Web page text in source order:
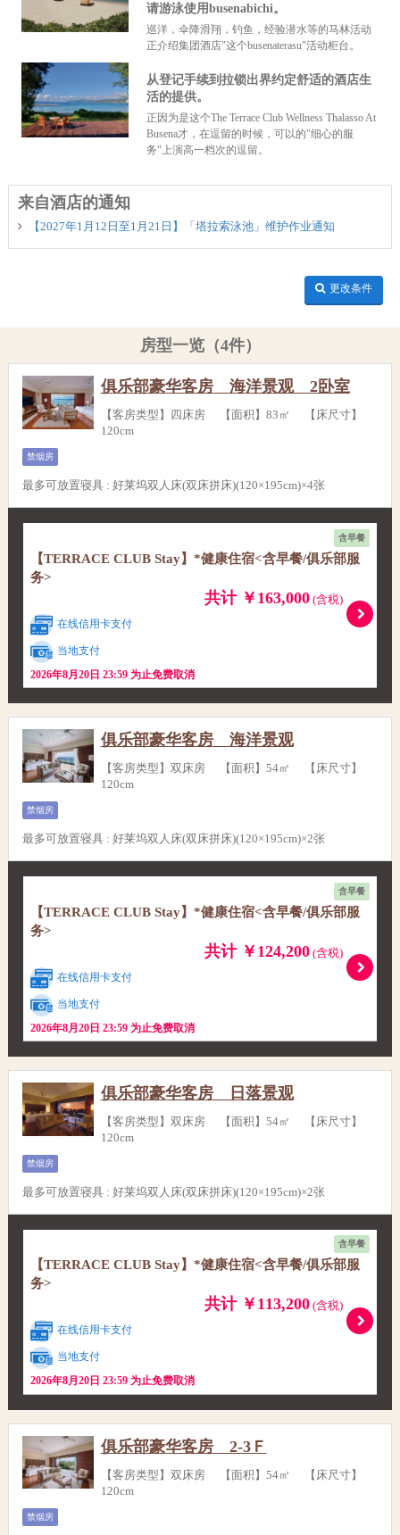
请游泳使用busenabichi。
巡洋，伞降滑翔，钓鱼，经验潜水等的马林活动
正介绍集团酒店"这个busenaterasu"活动柜台。
从登记手续到拉锁出界约定舒适的酒店生
活的提供。
正因为是这个The Terrace Club Wellness Thalasso At
Busena才，在逗留的时候，可以的"细心的服
务"上演高一档次的逗留。
来自酒店的通知
【2027年1月12日至1月21日】「塔拉索泳池」维护作业通知
更改条件
房型一览（4件）
俱乐部豪华客房 海洋景观 2卧室
【客房类型】四床房 【面积】83㎡ 【床尺寸】
120cm
禁烟房
最多可放置寝具 : 好莱坞双人床(双床拼床)(120×195cm)×4张
含早餐
【TERRACE CLUB Stay】*健康住宿<含早餐/俱乐部服
务>
共计 ￥163,000(含税)
在线信用卡支付
当地支付
2026年8月20日 23:59 为止免费取消
俱乐部豪华客房 海洋景观
【客房类型】双床房 【面积】54㎡ 【床尺寸】
120cm
禁烟房
最多可放置寝具 : 好莱坞双人床(双床拼床)(120×195cm)×2张
含早餐
【TERRACE CLUB Stay】*健康住宿<含早餐/俱乐部服
务>
共计 ￥124,200(含税)
在线信用卡支付
当地支付
2026年8月20日 23:59 为止免费取消
俱乐部豪华客房 日落景观
【客房类型】双床房 【面积】54㎡ 【床尺寸】
120cm
禁烟房
最多可放置寝具 : 好莱坞双人床(双床拼床)(120×195cm)×2张
含早餐
【TERRACE CLUB Stay】*健康住宿<含早餐/俱乐部服
务>
共计 ￥113,200(含税)
在线信用卡支付
当地支付
2026年8月20日 23:59 为止免费取消
俱乐部豪华客房 2-3Ｆ
【客房类型】双床房 【面积】54㎡ 【床尺寸】
120cm
禁烟房